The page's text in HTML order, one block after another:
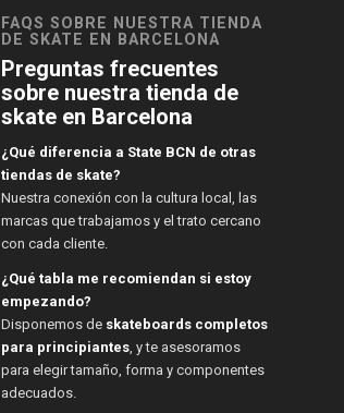
FAQS SOBRE NUESTRA TIENDA
DE SKATE EN BARCELONA
Preguntas frecuentes
sobre nuestra tienda de
skate en Barcelona
¿Qué diferencia a State BCN de otras
tiendas de skate?
Nuestra conexión con la cultura local, las
marcas que trabajamos y el trato cercano
con cada cliente.
¿Qué tabla me recomiendan si estoy
empezando?
Disponemos de skateboards completos
para principiantes, y te asesoramos
para elegir tamaño, forma y componentes
adecuados.